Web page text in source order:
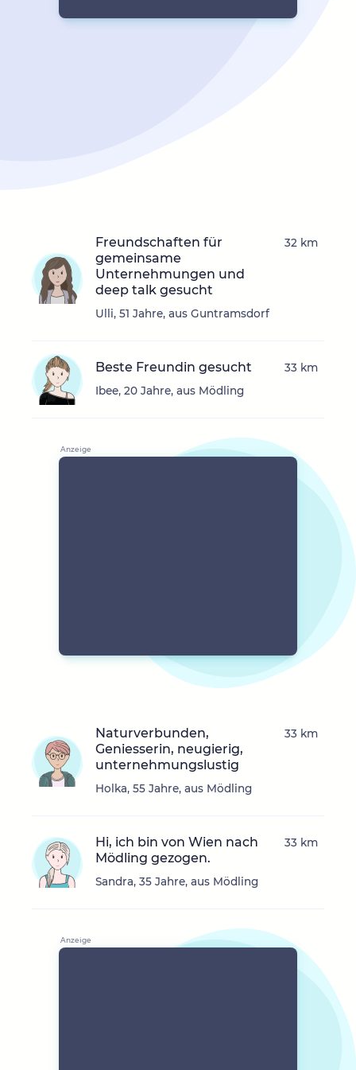
Freundschaften für
gemeinsame
Unternehmungen und
deep talk gesucht
Ulli, 51 Jahre, aus Guntramsdorf
32 km
Beste Freundin gesucht
Ibee, 20 Jahre, aus Mödling
33 km
Naturverbunden,
Geniesserin, neugierig,
unternehmungslustig
Holka, 55 Jahre, aus Mödling
33 km
Hi, ich bin von Wien nach
Mödling gezogen.
Sandra, 35 Jahre, aus Mödling
33 km